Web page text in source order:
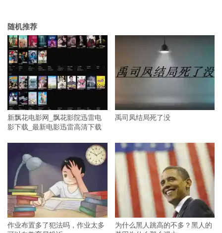
随机推荐
新飘花电影网_飘花影院迅雷电
影下载_最新电影迅雷高清下载
禹司凤结局死了没
作业布置多了犯法吗，作业太多
为什么黑人跳高的不多？黑人的